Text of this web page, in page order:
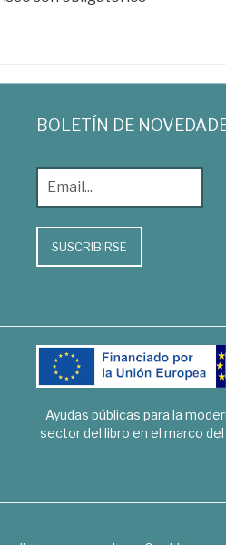
BOLETÍN DE
SUSCRIBIRSE
Ayudas públicas para la
sector del libro en el marco